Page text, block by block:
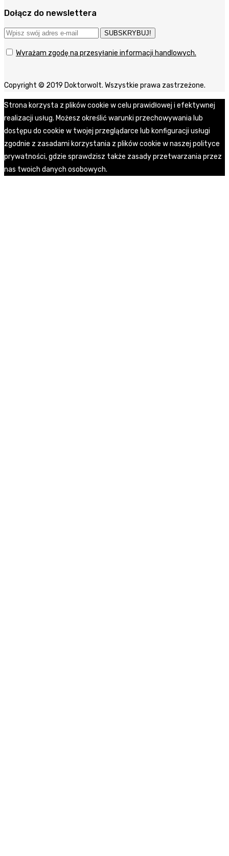
Dołącz do newslettera
SUBSKRYBUJ!
Wyrażam zgodę na przesyłanie informacji handlowych.
Copyright © 2019 Doktorwolt. Wszystkie prawa zastrzeżone.
Strona korzysta z plików cookie w celu prawidłowej i efektywnej
realizacji usług. Możesz określić warunki przechowywania lub
dostępu do cookie w twojej przeglądarce lub konfiguracji usługi
zgodnie z zasadami korzystania z plików cookie w naszej polityce
prywatności, gdzie sprawdzisz także zasady przetwarzania przez
nas twoich danych osobowych.